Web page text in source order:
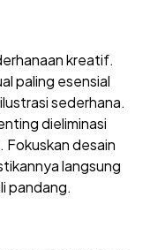
kreatif.
paling esensial
sederhana.
dieliminasi
Fokuskan desain
langsung
pandang.